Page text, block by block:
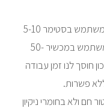
חיסכון בזמן ומאמץ – רופא השיניים משתמש בסטימר 5-10
פעמים ביום לעומת טכנאי שיניים המשתמש במכשיר 50-
חוסך לנו זמן עבודה
ללא פשרות.
חם ולא בחומרי ניקיון